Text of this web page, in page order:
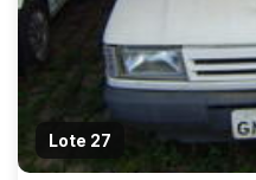
Lote 27